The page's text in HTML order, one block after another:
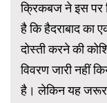
क्रिकबज ने इस पर
है कि हैदराबाद का
दोस्ती करने की
विवरण जारी नहीं
है। लेकिन यह जरूर